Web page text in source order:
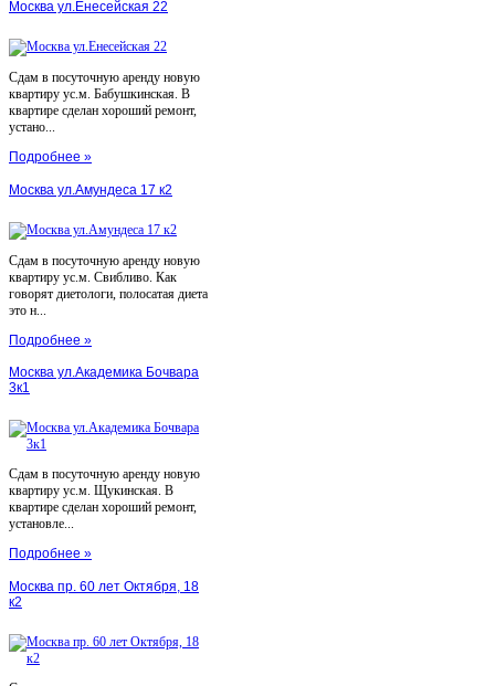
Москва ул.Енесейская 22
Сдам в посуточную аренду новую
квартиру ус.м. Бабушкинская. В
квартире сделан хороший ремонт,
устано...
Подробнее »
Москва ул.Амундеса 17 к2
Сдам в посуточную аренду новую
квартиру ус.м. Свибливо. Как
говорят диетологи, полосатая диета
это н...
Подробнее »
Москва ул.Академика Бочвара
3к1
Сдам в посуточную аренду новую
квартиру ус.м. Щукинская. В
квартире сделан хороший ремонт,
установле...
Подробнее »
Москва пр. 60 лет Октября, 18
к2